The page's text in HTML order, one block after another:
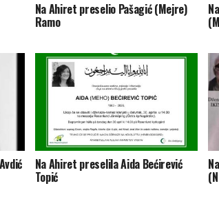
Na Ahiret preselio Pašagić (Mejre)
Ramo
Na Ahiret preselila Aida Bećirević
Topić